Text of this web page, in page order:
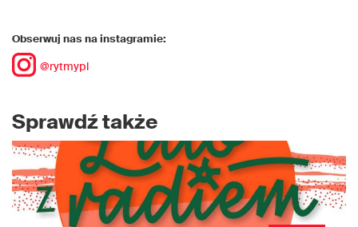
Obserwuj nas na instagramie:
@rytmypl
Sprawdź także